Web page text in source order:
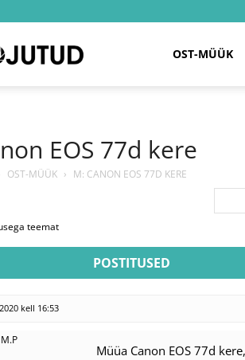
OST-MÜÜK
EOS 77d kere
OST-MÜÜK › M: CANON EOS 77D KERE
teemat
POSTITUSED
kell 16:53
M.P
Müüa Canon EOS 77d